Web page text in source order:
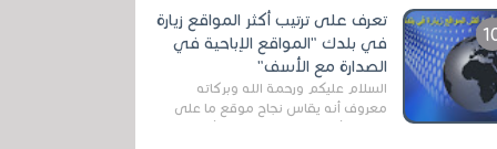
قنوات مميزة جدا تنقل العديد من البرامج
اله...
تعرف على ترتيب أكثر المواقع زيارة
في بلدك "المواقع الإباحية في
الصدارة مع الأسف"
السلام عليكم ورحمة الله وبركاته
معروف أنه يقاس نجاح موقع ما على